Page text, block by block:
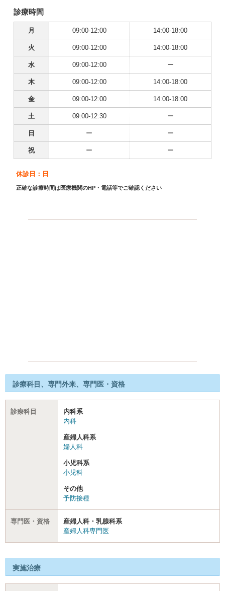
診療時間
月 09:00-12:00 14:00-18:00
火 09:00-12:00 14:00-18:00
水 09:00-12:00 ー
木 09:00-12:00 14:00-18:00
金 09:00-12:00 14:00-18:00
土 09:00-12:30 ー
日 ー ー
祝 ー ー
休診日：日
正確な診療時間は医療機関のHP・電話等でご確認ください
診療科目、専門外来、専門医・資格
診療科目
内科系
内科
産婦人科系
婦人科
小児科系
小児科
その他
予防接種
専門医・資格
産婦人科・乳腺科系
産婦人科専門医
実施治療